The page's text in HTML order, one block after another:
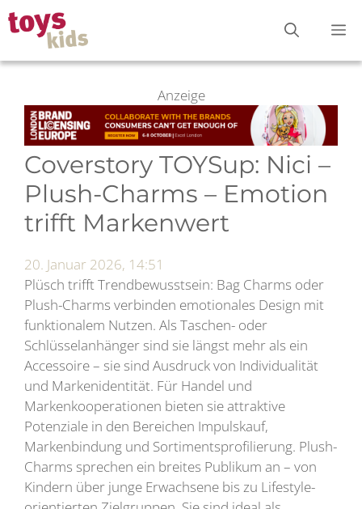
Zum
Inhalt
springen
Anzeige
Coverstory TOYSup: Nici –
Plush-Charms – Emotion
trifft Markenwert
20. Januar 2026, 14:51
Plüsch trifft Trendbewusstsein: Bag Charms oder
Plush-Charms verbinden emotionales Design mit
funktionalem Nutzen. Als Taschen- oder
Schlüsselanhänger sind sie längst mehr als ein
Accessoire – sie sind Ausdruck von Individualität
und Markenidentität. Für Handel und
Markenkooperationen bieten sie attraktive
Potenziale in den Bereichen Impulskauf,
Markenbindung und Sortimentsprofilierung. Plush-
Charms sprechen ein breites Publikum an – von
Kindern über junge Erwachsene bis zu Lifestyle-